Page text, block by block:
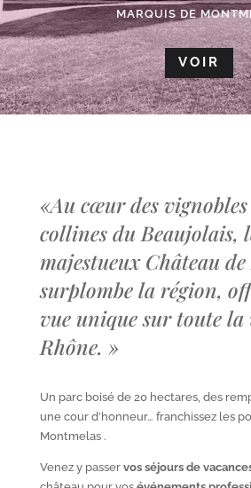
MARQUIS DE
VOIR
«Au cœur des vignobles
collines du Beaujolais,
majestueux Château
surplombe la région,
vue unique sur toute la
Rhône. »
Un parc boisé de 20 hectares, des
une cour d’honneur… franchissez les
Montmelas .
Venez y passer vos séjours de